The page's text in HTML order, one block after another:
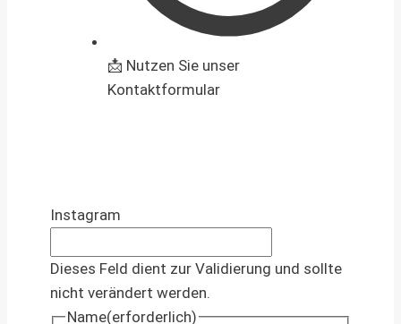
📩 Nutzen Sie unser
Kontaktformular
Instagram
Dieses Feld dient zur Validierung und sollte
nicht verändert werden.
Name(erforderlich)